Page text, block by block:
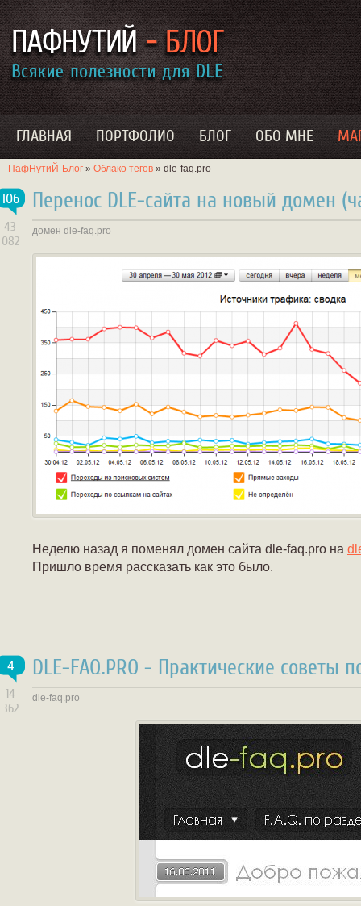
ГЛАВНАЯ ПОРТФОЛИО БЛОГ ОБО МНЕ
ПафНутиЙ-Блог » Облако тегов » dle-faq.pro
Перенос DLE-сайта на новый домен
106
43
082
домен dle-faq.pro
Неделю назад я поменял домен сайта dle-faq.pro на
Пришло время рассказать как это было.
DLE-FAQ.PRO - Практические советы
4
14
362
dle-faq.pro